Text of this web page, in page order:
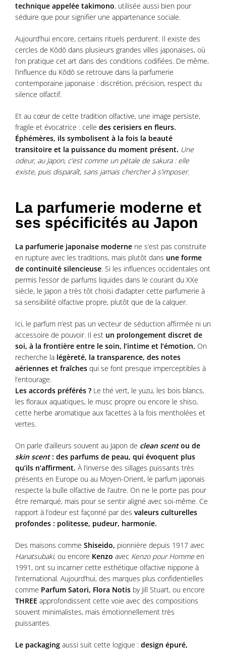
technique appelée takimono, utilisée aussi bien pour
séduire que pour signifier une appartenance sociale.
Aujourd’hui encore, certains rituels perdurent. Il existe des
cercles de Kōdō dans plusieurs grandes villes japonaises, où
l’on pratique cet art dans des conditions codifiées. De même,
l’influence du Kōdō se retrouve dans la parfumerie
contemporaine japonaise : discrétion, précision, respect du
silence olfactif.
Et au cœur de cette tradition olfactive, une image persiste,
fragile et évocatrice : celle des cerisiers en fleurs.
Éphémères, ils symbolisent à la fois la beauté
transitoire et la puissance du moment présent. Une
odeur, au Japon, c’est comme un pétale de sakura : elle
existe, puis disparaît, sans jamais chercher à s’imposer.
La parfumerie moderne et
ses spécificités au Japon
La parfumerie japonaise moderne ne s’est pas construite
en rupture avec les traditions, mais plutôt dans une forme
de continuité silencieuse. Si les influences occidentales ont
permis l’essor de parfums liquides dans le courant du XXe
siècle, le Japon a très tôt choisi d’adapter cette parfumerie à
sa sensibilité olfactive propre, plutôt que de la calquer.
Ici, le parfum n’est pas un vecteur de séduction affirmée ni un
accessoire de pouvoir. Il est un prolongement discret de
soi, à la frontière entre le soin, l’intime et l’émotion. On
recherche la légèreté, la transparence, des notes
aériennes et fraîches qui se font presque imperceptibles à
l’entourage.
Les accords préférés ? Le thé vert, le yuzu, les bois blancs,
les floraux aquatiques, le musc propre ou encore le shiso,
cette herbe aromatique aux facettes à la fois mentholées et
vertes.
On parle d’ailleurs souvent au Japon de clean scentou de
skin scent: des parfums de peau, qui évoquent plus
qu’ils n’affirment. À l’inverse des sillages puissants très
présents en Europe ou au Moyen-Orient, le parfum japonais
respecte la bulle olfactive de l’autre. On ne le porte pas pour
être remarqué, mais pour se sentir aligné avec soi-même. Ce
rapport à l’odeur est façonné par des valeurs culturelles
profondes : politesse, pudeur, harmonie.
Des maisons comme Shiseido, pionnière depuis 1917 avec
Hanatsubaki, ou encore Kenzo avec Kenzo pour Homme en
1991, ont su incarner cette esthétique olfactive nippone à
l’international. Aujourd’hui, des marques plus confidentielles
comme Parfum Satori, Flora Notis by Jill Stuart, ou encore
THREE approfondissent cette voie avec des compositions
souvent minimalistes, mais émotionnellement très
puissantes.
Le packaging aussi suit cette logique : design épuré,